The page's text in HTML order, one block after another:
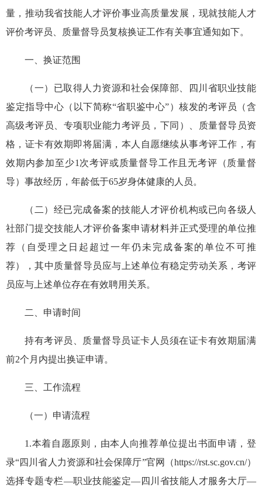
量， 推动我省技能人才评价事业高质量发展，现就技能人才
评价考评员、质量督导员复核换证工作有关事宜通知如下。
一、换证范围
（一） 已取得人力资源和社会保障部、四川省职业技能
鉴定指导中心（以下简称“省职鉴中心”）核发的考评员 （含
高级考评员 、专项职业能力考评员，下同）、质量督导员资
格，证卡有效期 即将届满 ，本人自愿继续从事考评工作，有
效期内参加至少1 次考评或质量督导工作 且无考评 （质量督
导） 事故经历 ，年龄低于65岁身体健康的人员。
（二） 经已完成备案的技能人才评价机构或已向各级人
社部门提交技能人才评价备案申请材料并正式受理的单位推
荐
（自受理之日起超过一年仍未完成备案的单位不可推
荐），其中 质量督导员应与 上述单位有稳定劳动关系 ，考评
员应与上述单位存在有效聘用关系。
二、申请时间
持有考评员、质量督导员证卡人员须在证卡有效期 届满
前2个月内提出换证申请。
三、工作流程
（一）申请流程
1.本着自愿原则，由本人向推荐单位提出书面申请，登
录“四川省人力资源和社会保障厅”官网（https://rst.sc.gov.cn/）
选择专题专栏—职业技能鉴定— 四川省技能人才服务大厅—